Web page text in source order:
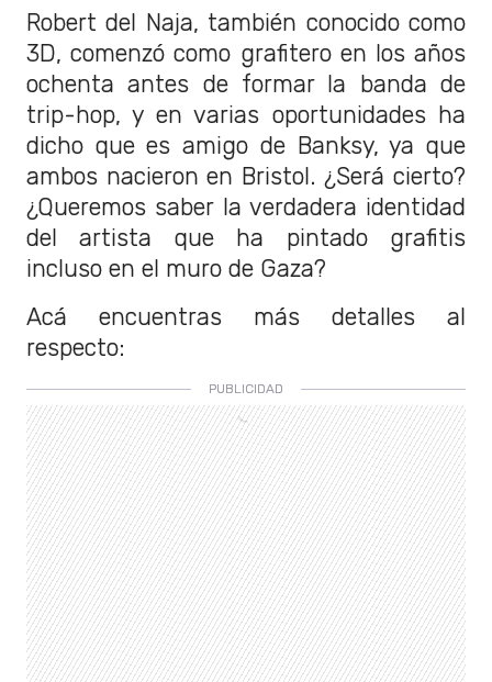
Robert del Naja, también conocido como
3D, comenzó como grafitero en los años
ochenta antes de formar la banda de
trip-hop, y en varias oportunidades ha
dicho que es amigo de Banksy, ya que
ambos nacieron en Bristol. ¿Será cierto?
¿Queremos saber la verdadera identidad
del artista que ha pintado grafitis
incluso en el muro de Gaza?
Acá encuentras más detalles al
respecto: